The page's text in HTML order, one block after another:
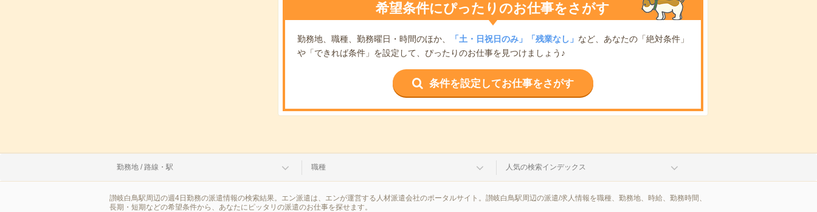
希望条件にぴったりのお仕事をさがす
勤務地、職種、勤務曜日・時間のほか、 「土・日祝日のみ」「残業なし」 など、あなたの「絶対条件」
や「できれば条件」を設定して、ぴったりのお仕事を見つけましょう♪
条件を設定してお仕事をさがす
勤務地 / 路線・駅 職種 人気の検索インデックス
讃岐白鳥駅周辺の週4日勤務の派遣情報の検索結果。エン派遣は、エンが運営する人材派遣会社のポータルサイト。讃岐白鳥駅周辺の派遣/求人情報を職種、勤務地、時給、勤務時間、
長期・短期などの希望条件から、あなたにピッタリの派遣のお仕事を探せます。